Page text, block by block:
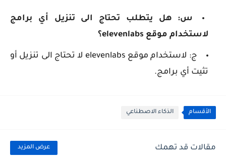
س: هل يتطلب تحتاج الى تنزيل أي برامج
لاستخدام موقع elevenlabs؟
ج: لاستخدام موقع elevenlabs لا تحتاج الى تنزيل أو
تثيت أي برامج.
الأقسام الذكاء الاصطناعي
مقالات قد تهمك عرض المزيد